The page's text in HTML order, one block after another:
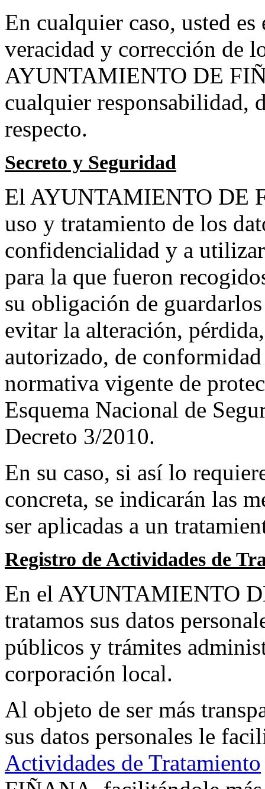
En cualquier caso, usted
veracidad y corrección de
AYUNTAMIENTO DE
cualquier responsabilidad,
respecto.
Secreto y Seguridad
El AYUNTAMIENTO DE
uso y tratamiento de los
confidencialidad y a
para la que fueron
su obligación de
evitar la alteración,
autorizado, de
normativa vigente de
Esquema Nacional de
Decreto 3/2010.
En su caso, si así lo
concreta, se indicarán las
ser aplicadas a un
Registro de Actividades de
En el AYUNTAMIENTO
tratamos sus datos
públicos y trámites
corporación local.
Al objeto de ser más
sus datos personales le
Actividades de Tratamiento